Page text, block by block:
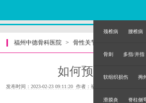
颈椎病 腰椎病
骨刺 多指/并指
软组织损伤 拇
滑膜炎 脊柱侧
福州中德骨科医院 > 骨性关节炎
如何预防骨性关
发布时间：2023-02-23 09:11:20 作者：福州中德骨科医院